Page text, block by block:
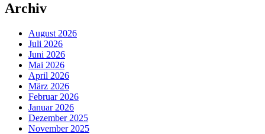
Archiv
August 2026
Juli 2026
Juni 2026
Mai 2026
April 2026
März 2026
Februar 2026
Januar 2026
Dezember 2025
November 2025